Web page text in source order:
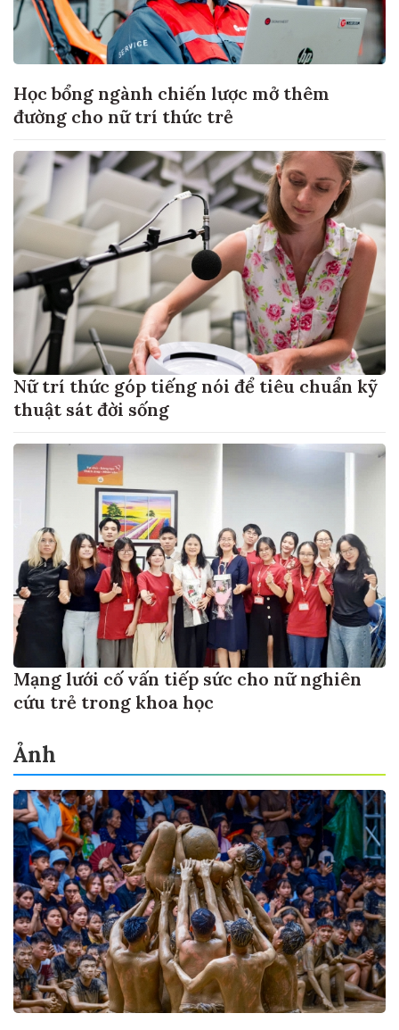
Học bổng ngành chiến lược mở thêm
đường cho nữ trí thức trẻ
Nữ trí thức góp tiếng nói để tiêu chuẩn kỹ
thuật sát đời sống
Mạng lưới cố vấn tiếp sức cho nữ nghiên
cứu trẻ trong khoa học
Ảnh